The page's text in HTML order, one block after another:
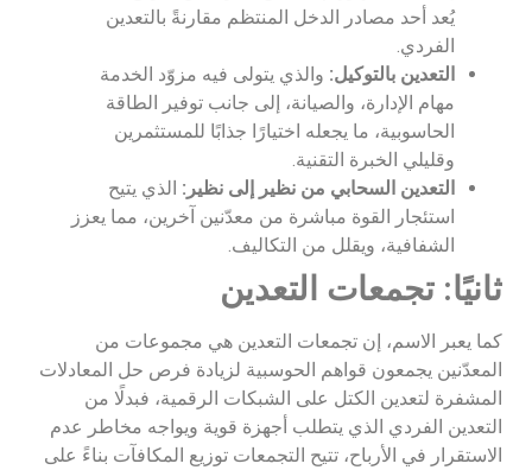
يُعد أحد مصادر الدخل المنتظم مقارنةً بالتعدين
الفردي.
التعدين بالتوكيل: والذي يتولى فيه مزوّد الخدمة
مهام الإدارة، والصيانة، إلى جانب توفير الطاقة
الحاسوبية، ما يجعله اختيارًا جذابًا للمستثمرين
وقليلي الخبرة التقنية.
التعدين السحابي من نظير إلى نظير: الذي يتيح
استئجار القوة مباشرة من معدّنين آخرين، مما يعزز
الشفافية، ويقلل من التكاليف.
ثانيًا: تجمعات التعدين
كما يعبر الاسم، إن تجمعات التعدين هي مجموعات من
المعدّنين يجمعون قواهم الحوسبية لزيادة فرص حل المعادلات
المشفرة لتعدين الكتل على الشبكات الرقمية، فبدلًا من
التعدين الفردي الذي يتطلب أجهزة قوية ويواجه مخاطر عدم
الاستقرار في الأرباح، تتيح التجمعات توزيع المكافآت بناءً على